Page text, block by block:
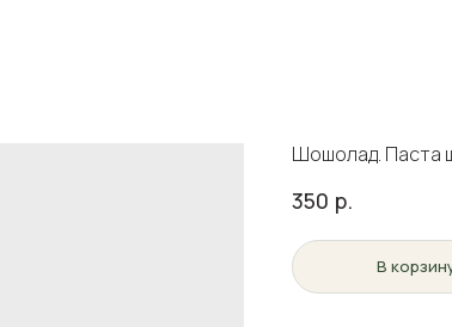
Шошолад. Паста
350 р.
В